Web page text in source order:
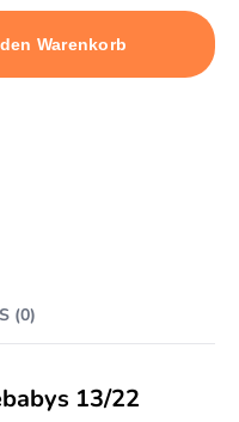
quantity: 5
Warenkorb
(0)
13/22